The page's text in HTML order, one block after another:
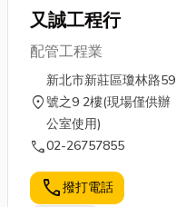
又誠工程行
配管工程業
location_on
新北市新莊區瓊林路59
號之9 2樓(現場僅供辦
公室使用)
call02-26757855
call撥打電話